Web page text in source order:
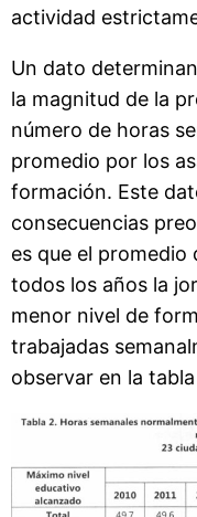
actividad
Un dato
la magnitud de la
número de horas
promedio por los
formación. Este
consecuencias
es que el promedio
todos los años la
menor nivel de
trabajadas
observar en la